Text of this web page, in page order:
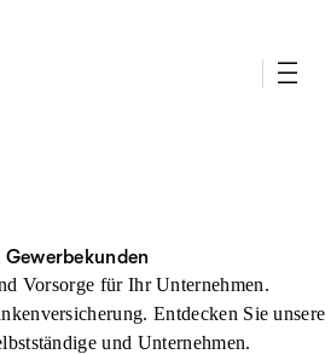
Gewerbekunden
Vorsorge für Ihr Unternehmen.
Entdecken Sie unsere
und Unternehmen.